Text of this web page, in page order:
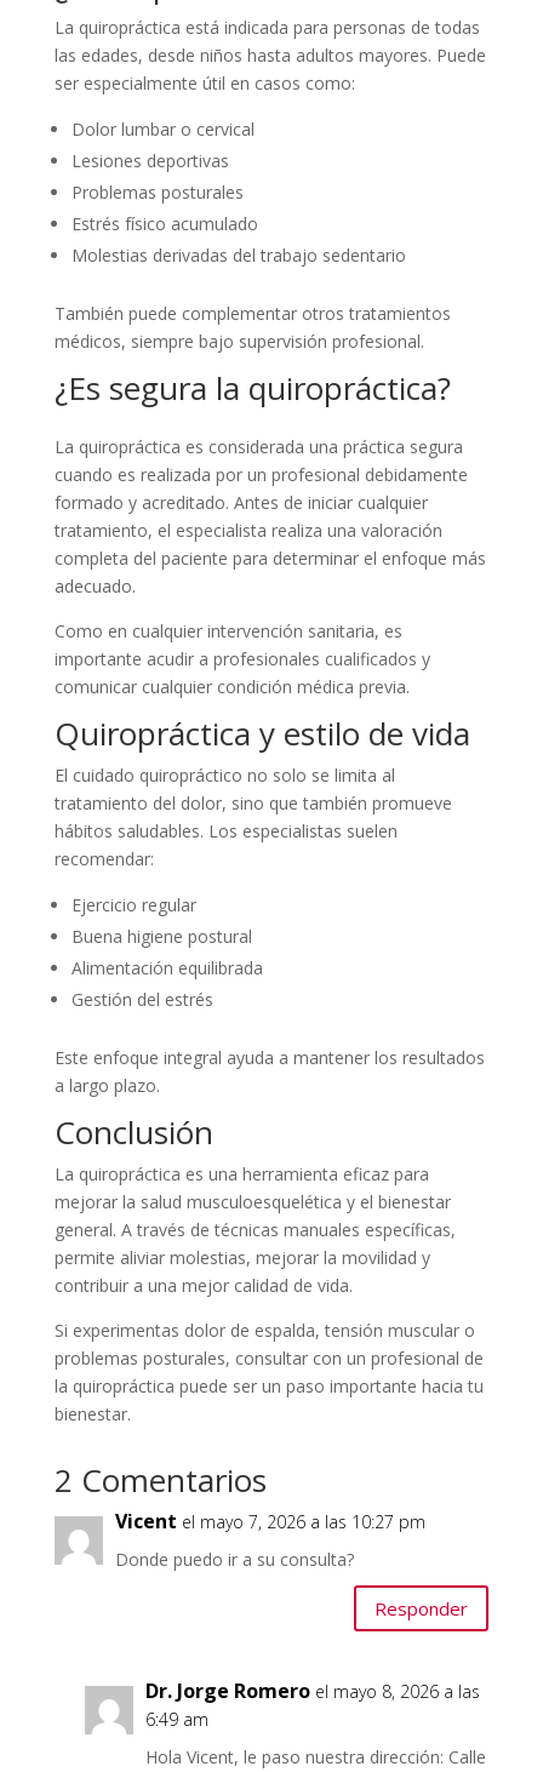
La quiropráctica está indicada para personas de todas
las edades, desde niños hasta adultos mayores. Puede
ser especialmente útil en casos como:
Dolor lumbar o cervical
Lesiones deportivas
Problemas posturales
Estrés físico acumulado
Molestias derivadas del trabajo sedentario
También puede complementar otros tratamientos
médicos, siempre bajo supervisión profesional.
¿Es segura la quiropráctica?
La quiropráctica es considerada una práctica segura
cuando es realizada por un profesional debidamente
formado y acreditado. Antes de iniciar cualquier
tratamiento, el especialista realiza una valoración
completa del paciente para determinar el enfoque más
adecuado.
Como en cualquier intervención sanitaria, es
importante acudir a profesionales cualificados y
comunicar cualquier condición médica previa.
Quiropráctica y estilo de vida
El cuidado quiropráctico no solo se limita al
tratamiento del dolor, sino que también promueve
hábitos saludables. Los especialistas suelen
recomendar:
Ejercicio regular
Buena higiene postural
Alimentación equilibrada
Gestión del estrés
Este enfoque integral ayuda a mantener los resultados
a largo plazo.
Conclusión
La quiropráctica es una herramienta eficaz para
mejorar la salud musculoesquelética y el bienestar
general. A través de técnicas manuales específicas,
permite aliviar molestias, mejorar la movilidad y
contribuir a una mejor calidad de vida.
Si experimentas dolor de espalda, tensión muscular o
problemas posturales, consultar con un profesional de
la quiropráctica puede ser un paso importante hacia tu
bienestar.
2 Comentarios
Vicent el mayo 7, 2026 a las 10:27 pm
Donde puedo ir a su consulta?
Responder
Dr. Jorge Romero el mayo 8, 2026 a las
6:49 am
Hola Vicent, le paso nuestra dirección: Calle